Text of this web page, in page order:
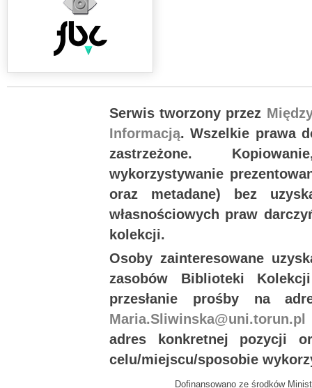
Serwis tworzony przez
Informacją. Wszelkie prawa
zastrzeżone.
wykorzystywanie
oraz metadane) bez
własnościowych praw
kolekcji.
Osoby zainteresowane
zasobów Biblioteki
przesłanie prośby na
Maria.Sliwinska@uni.torun.pl
adres konkretnej pozycji
celu/miejscu/sposobie
Dofinansowano ze środków